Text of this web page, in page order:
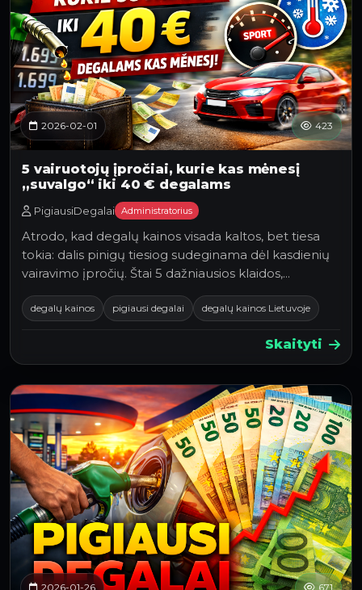
2026-02-01 423
5 vairuotojų įpročiai, kurie kas mėnesį
„suvalgo“ iki 40 € degalams
PigiausiDegalai Administratorius
Atrodo, kad degalų kainos visada kaltos, bet tiesa
tokia: dalis pinigų tiesiog sudeginama dėl kasdienių
vairavimo įpročių. Štai 5 dažniausios klaidos,…
degalų kainos pigiausi degalai degalų kainos Lietuvoje
Skaityti
2026-01-26 671